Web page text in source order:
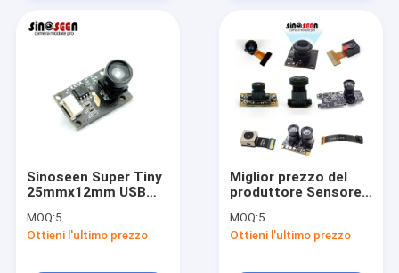
Sinoseen Super Tiny
25mmx12mm USB
Immagine in bianco e
nero 120FPS High
MOQ:5
Ottieni l'ultimo prezzo
Miglior prezzo del
produttore Sensore
OV7725 640x480
Risoluzione 1,4m
MOQ:5
Ottieni l'ultimo prezzo